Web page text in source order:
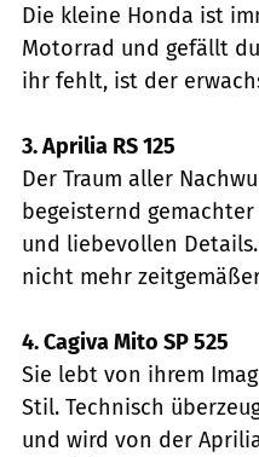
Die kleine Honda ist
Motorrad und gefällt
ihr fehlt, ist der
3. Aprilia RS 125
Der Traum aller
begeisternd
und liebevollen
nicht mehr
4. Cagiva Mito SP 525
Sie lebt von ihrem
Stil. Technisch
und wird von der